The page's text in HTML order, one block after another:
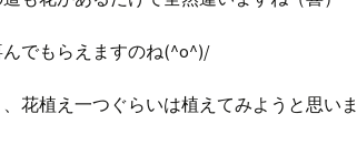
でもらえますのね(^o^)/
花植え一つぐらいは植えてみようと思いま